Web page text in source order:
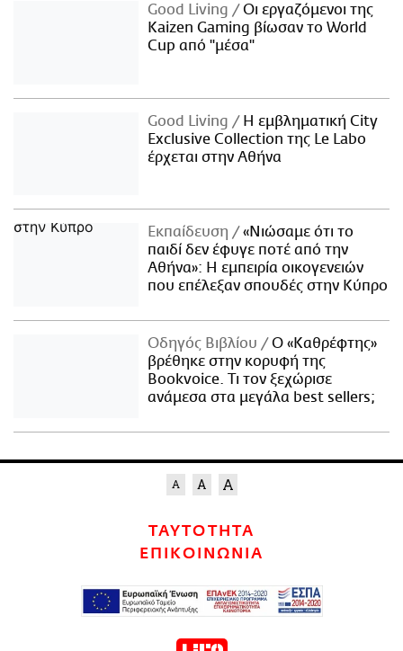
Good Living
Οι εργαζόμενοι της
Kaizen Gaming βίωσαν το World
Cup από "μέσα"
Good Living
Η εμβληματική City
Exclusive Collection της Le Labo
έρχεται στην Αθήνα
Εκπαίδευση
«Νιώσαμε ότι το
παιδί δεν έφυγε ποτέ από την
Αθήνα»: Η εμπειρία οικογενειών
που επέλεξαν σπουδές στην Κύπρο
Οδηγός Βιβλίου
Ο «Καθρέφτης»
βρέθηκε στην κορυφή της
Bookvoice. Τι τον ξεχώρισε
ανάμεσα στα μεγάλα best sellers;
ΤΑΥΤΟΤΗΤΑ
ΕΠΙΚΟΙΝΩΝΙΑ